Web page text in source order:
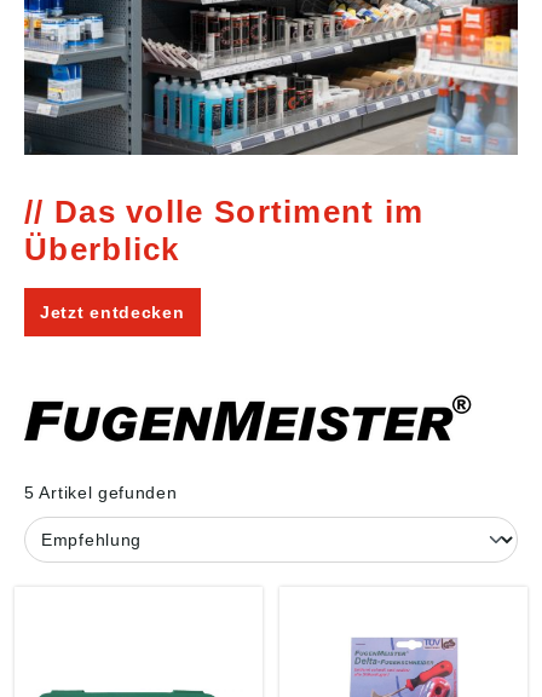
Das volle Sortiment im
Überblick
Jetzt entdecken
5 Artikel gefunden